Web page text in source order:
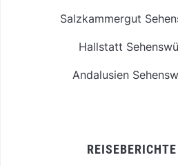
Salzkammergut
Hallstatt
Andalusien